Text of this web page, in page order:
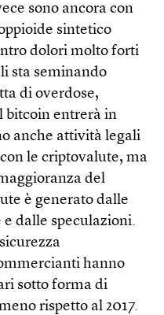
sono ancora con
sintetico
dolori molto forti
sta seminando
di overdose,
bitcoin entrerà in
anche attività legali
le criptovalute, ma
del
è generato dalle
dalle speculazioni.
hanno
sotto forma di
rispetto al 2017.